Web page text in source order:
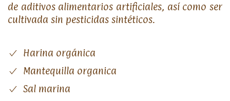
de aditivos alimentarios artificiales, así como ser
cultivada sin pesticidas sintéticos.
Harina orgánica
Mantequilla organica
Sal marina